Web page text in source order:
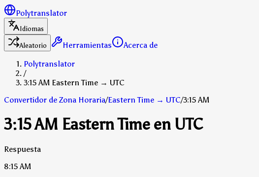
Polytranslator
Idiomas
Aleatorio
Herramientas
Acerca de
Polytranslator
/
3:15 AM Eastern Time → UTC
Convertidor de Zona Horaria/Eastern Time → UTC/3:15 AM
3:15 AM Eastern Time en UTC
Respuesta
8:15 AM